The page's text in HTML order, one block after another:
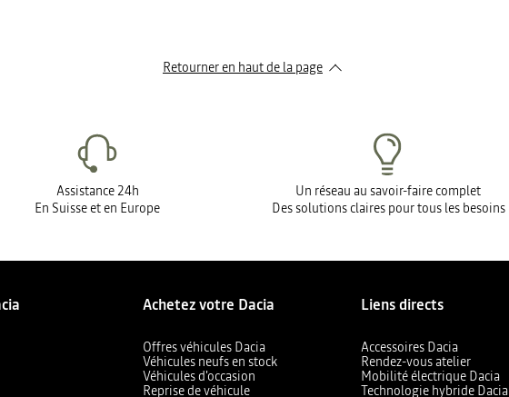
Retourner en haut de la page
Assistance 24h
En Suisse et en Europe
Un réseau au savoir-faire complet
Des solutions claires pour tous les besoins
Achetez votre Dacia
Offres véhicules Dacia
Véhicules neufs en stock
Véhicules d'occasion
Reprise de véhicule
Liens directs
Accessoires Dacia
Rendez-vous atelier
Mobilité électrique Dacia
Technologie hybride Dacia